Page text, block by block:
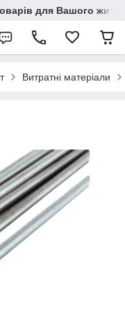
для Вашого
Витратні матеріали